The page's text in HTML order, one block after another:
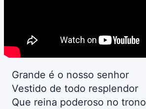
Grande é o nosso senhor
Vestido de todo resplendor
Que reina poderoso no trono